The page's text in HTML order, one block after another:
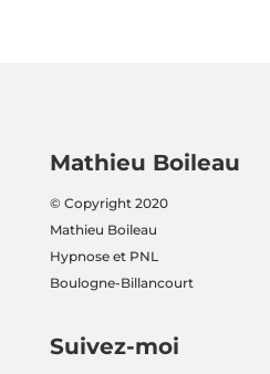
Mathieu Boileau
© Copyright 2020
Mathieu Boileau
Hypnose et PNL
Boulogne-Billancourt
Suivez-moi